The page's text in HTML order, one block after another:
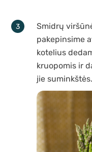
Smidrų
pakepinsime
kotelius
kruopomis ir
jie suminkštės.